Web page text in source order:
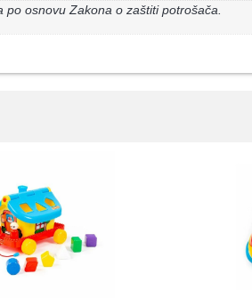
osnovu Zakona o zaštiti potrošača.